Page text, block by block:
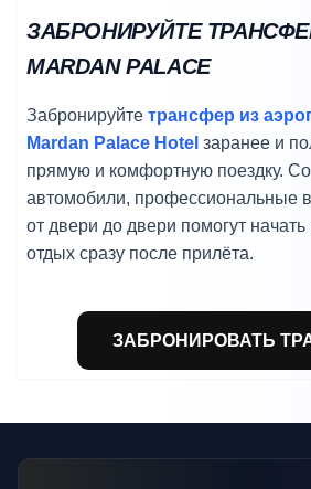
ЗАБРОНИРУЙТЕ
MARDAN PALACE
Забронируйте трансфер из
Mardan Palace Hotel заранее и
прямую и комфортную поездку.
автомобили, профессиональные
от двери до двери помогут
отдых сразу после прилёта.
ЗАБРОНИРОВАТЬ